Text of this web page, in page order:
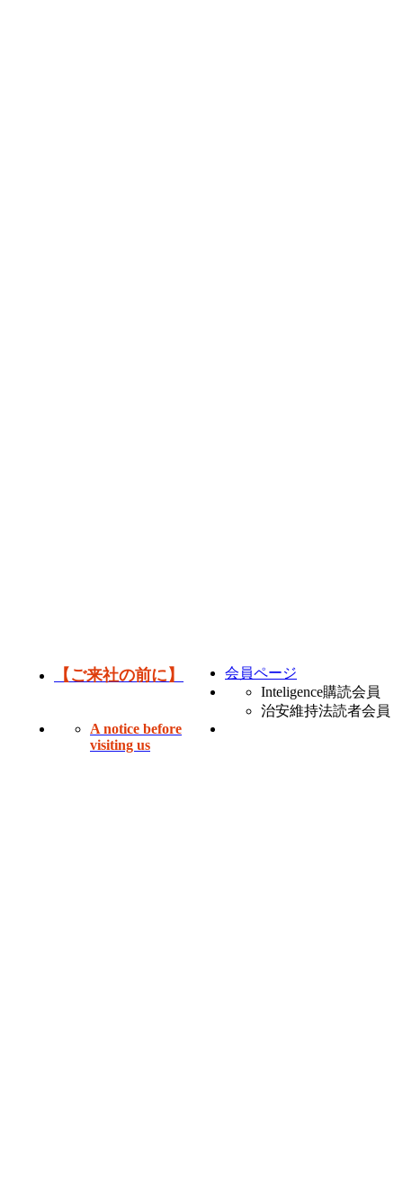
【ご来社の前に】
会員ページ
Inteligence購読会員
治安維持法読者会員
A notice before
visiting us